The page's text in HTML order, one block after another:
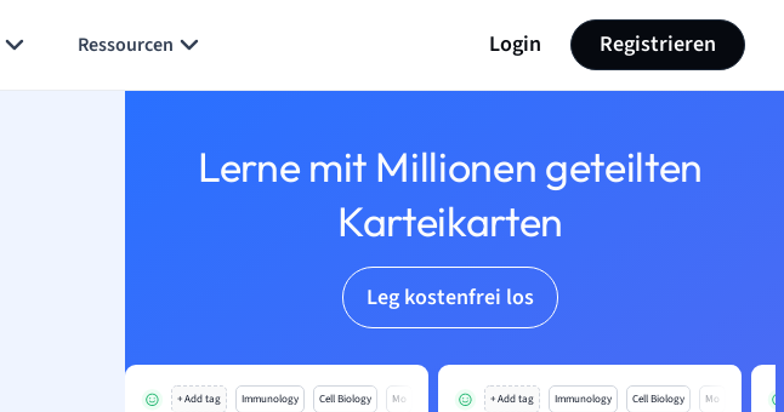
Ressourcen Login Registrieren
Lerne mit Millionen geteilten
Karteikarten
Leg kostenfrei los
+ Add tag Immunology Cell Biology Mo + Add tag Immunology Cell Biology Mo